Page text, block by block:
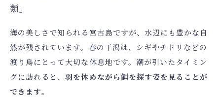
類」
海の美しさで知られる宮古島ですが、水辺にも豊かな自
然が残されています。春の干潟は、シギやチドリなどの
渡り鳥にとって大切な休息地です。潮が引いたタイミン
グに訪れると、羽を休めながら餌を探す姿を見ることが
できます。